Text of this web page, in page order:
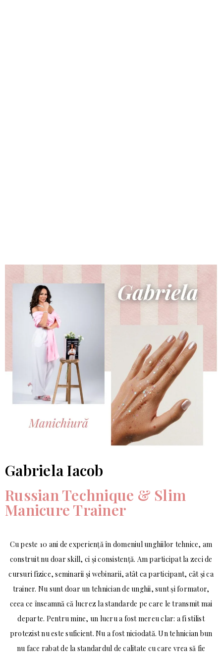
Gabriela Iacob
Russian Technique & Slim
Manicure Trainer
Cu peste 10 ani de experiență în domeniul unghiilor tehnice, am
construit nu doar skill, ci și consistență. Am participat la zeci de
cursuri fizice, seminarii și webinarii, atât ca participant, cât și ca
trainer. Nu sunt doar un tehnician de unghii, sunt și formator,
ceea ce înseamnă că lucrez la standarde pe care le transmit mai
departe. Pentru mine, un lucru a fost mereu clar: a fi stilist
protezist nu este suficient. Nu a fost niciodată. Un tehnician bun
nu face rabat de la standardul de calitate cu care vrea să fie